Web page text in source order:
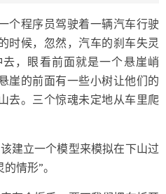
个程序员驾驶着一辆汽车行驶
时候，忽然，汽车的刹车失灵
，眼看前面就是一个悬崖峭
崖的前面有一些小树让他们的
去。三个惊魂未定地从车里爬
建立一个模型来模拟在下山过
情形”。